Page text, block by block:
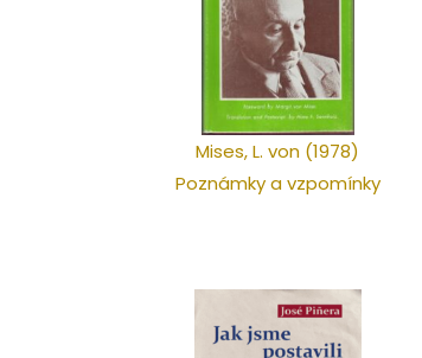
Mises, L. von (1978)
Poznámky a vzpomínky